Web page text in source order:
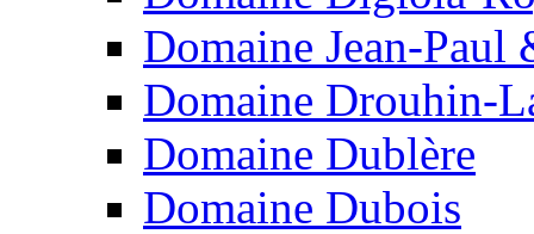
Domaine Jean-
Domaine Drouhin-
Domaine Dublère
Domaine Dubois